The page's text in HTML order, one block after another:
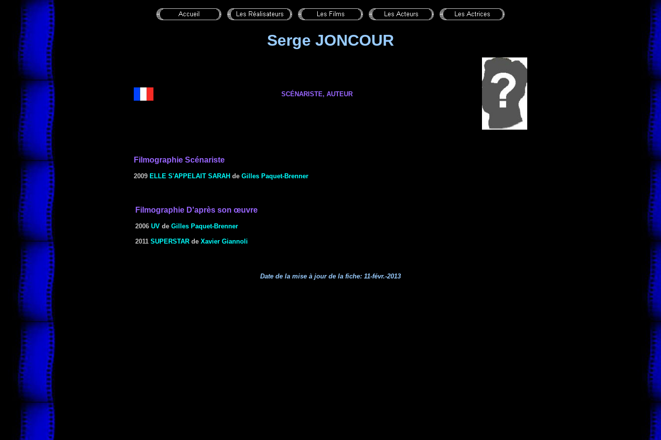
Serge JONCOUR
SCÉNARISTE, AUTEUR
Filmographie Scénariste
2009 ELLE S'APPELAIT SARAH de Gilles Paquet-Brenner
Filmographie D'après son œuvre
2006 UV de Gilles Paquet-Brenner
2011 SUPERSTAR de Xavier Giannoli
Date de la mise à jour de la fiche: 11-févr.-2013